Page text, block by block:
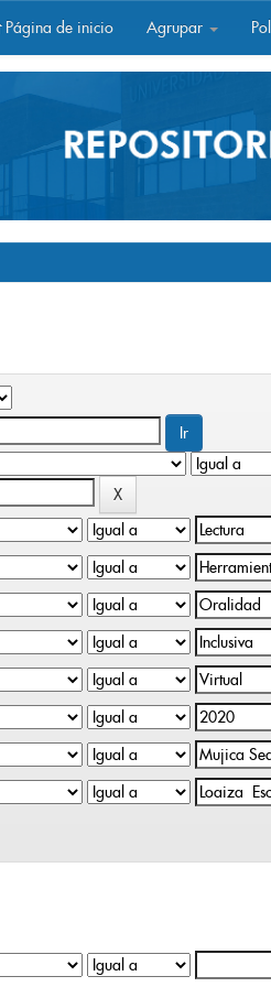
Página de inicio Agrupar